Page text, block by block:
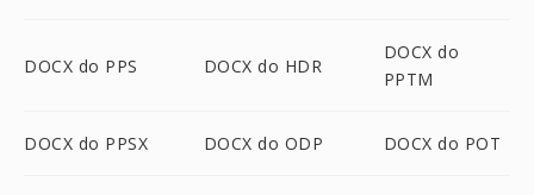
DOCX do PPS DOCX do HDR
DOCX do
PPTM
DOCX do PPSX DOCX do ODP DOCX do POT